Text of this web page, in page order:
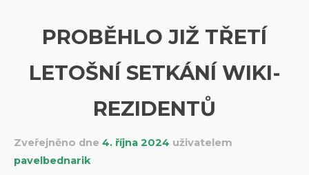
PROBĚHLO JIŽ TŘETÍ
LETOŠNÍ SETKÁNÍ WIKI-
REZIDENTŮ
Zveřejněno dne 4. října 2024 uživatelem
pavelbednarik